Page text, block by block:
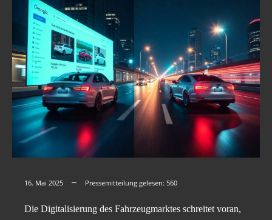
16. Mai 2025 Pressemitteilung gelesen: 560
Die Digitalisierung des Fahrzeugmarktes schreitet voran,